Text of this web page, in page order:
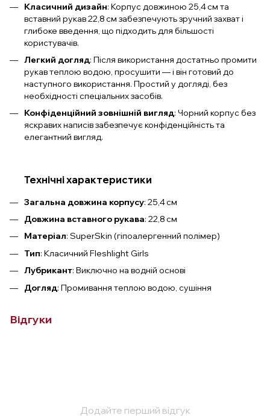
Класичний дизайн: Корпус довжиною 25,4 см та
вставний рукав 22,8 см забезпечують зручний захват і
глибоке введення, що підходить для більшості
користувачів.
Легкий догляд: Після використання достатньо промити
рукав теплою водою, просушити — і він готовий до
наступного використання. Простий у догляді, без
необхідності спеціальних засобів.
Конфіденційний зовнішній вигляд: Чорний корпус без
яскравих написів забезпечує конфіденційність та
елегантний вигляд.
Технічні характеристики
Загальна довжина корпусу: 25,4 см
Довжина вставного рукава: 22,8 см
Матеріал: SuperSkin (гіпоалергенний полімер)
Тип: Класичний Fleshlight Girls
Лубрикант: Виключно на водній основі
Догляд: Промивання теплою водою, сушіння
Відгуки
Додайте перший відгук